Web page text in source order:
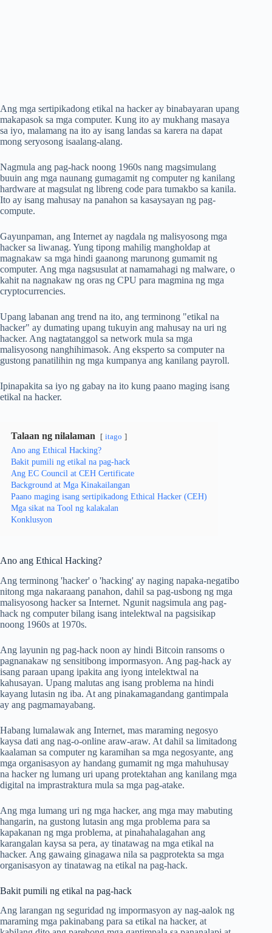
Ang mga sertipikadong etikal na hacker ay binabayaran upang
makapasok sa mga computer. Kung ito ay mukhang masaya
sa iyo, malamang na ito ay isang landas sa karera na dapat
mong seryosong isaalang-alang.
Nagmula ang pag-hack noong 1960s nang magsimulang
buuin ang mga naunang gumagamit ng computer ng kanilang
hardware at magsulat ng libreng code para tumakbo sa kanila.
Ito ay isang mahusay na panahon sa kasaysayan ng pag-
compute.
Gayunpaman, ang Internet ay nagdala ng malisyosong mga
hacker sa liwanag. Yung tipong mahilig mangholdap at
magnakaw sa mga hindi gaanong marunong gumamit ng
computer. Ang mga nagsusulat at namamahagi ng malware, o
kahit na nagnakaw ng oras ng CPU para magmina ng mga
cryptocurrencies.
Upang labanan ang trend na ito, ang terminong "etikal na
hacker" ay dumating upang tukuyin ang mahusay na uri ng
hacker. Ang nagtatanggol sa network mula sa mga
malisyosong nanghihimasok. Ang eksperto sa computer na
gustong panatilihin ng mga kumpanya ang kanilang payroll.
Ipinapakita sa iyo ng gabay na ito kung paano maging isang
etikal na hacker.
Talaan ng nilalaman itago
Ano ang Ethical Hacking?
Bakit pumili ng etikal na pag-hack
Ang EC Council at CEH Certificate
Background at Mga Kinakailangan
Paano maging isang sertipikadong Ethical Hacker (CEH)
Mga sikat na Tool ng kalakalan
Konklusyon
Ano ang Ethical Hacking?
Ang terminong 'hacker' o 'hacking' ay naging napaka-negatibo
nitong mga nakaraang panahon, dahil sa pag-usbong ng mga
malisyosong hacker sa Internet. Ngunit nagsimula ang pag-
hack ng computer bilang isang intelektwal na pagsisikap
noong 1960s at 1970s.
Ang layunin ng pag-hack noon ay hindi Bitcoin ransoms o
pagnanakaw ng sensitibong impormasyon. Ang pag-hack ay
isang paraan upang ipakita ang iyong intelektwal na
kahusayan. Upang malutas ang isang problema na hindi
kayang lutasin ng iba. At ang pinakamagandang gantimpala
ay ang pagmamayabang.
Habang lumalawak ang Internet, mas maraming negosyo
kaysa dati ang nag-o-online araw-araw. At dahil sa limitadong
kaalaman sa computer ng karamihan sa mga negosyante, ang
mga organisasyon ay handang gumamit ng mga mahuhusay
na hacker ng lumang uri upang protektahan ang kanilang mga
digital na imprastraktura mula sa mga pag-atake.
Ang mga lumang uri ng mga hacker, ang mga may mabuting
hangarin, na gustong lutasin ang mga problema para sa
kapakanan ng mga problema, at pinahahalagahan ang
karangalan kaysa sa pera, ay tinatawag na mga etikal na
hacker. Ang gawaing ginagawa nila sa pagprotekta sa mga
organisasyon ay tinatawag na etikal na pag-hack.
Bakit pumili ng etikal na pag-hack
Ang larangan ng seguridad ng impormasyon ay nag-aalok ng
maraming mga pakinabang para sa etikal na hacker, at